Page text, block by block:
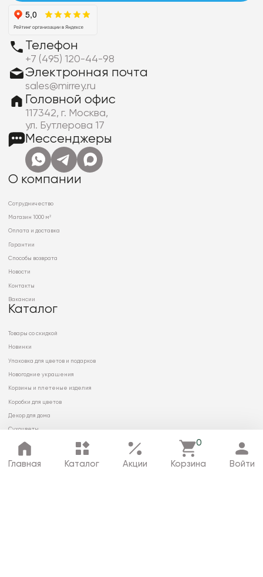
Главная Каталог Акции
0
Корзина Войти
Телефон
+7 (495) 120-44-98
Электронная почта
sales@mirrey.ru
Головной офис
117342, г. Москва,
ул. Бутлерова 17
Мессенджеры
О компании
Сотрудничество
Магазин 1000 м²
Оплата и доставка
Гарантии
Способы возврата
Новости
Контакты
Вакансии
Каталог
Товары со скидкой
Новинки
Упаковка для цветов и подарков
Новогодние украшения
Корзины и плетеные изделия
Коробки для цветов
Декор для дома
Сухоцветы
© 2026 ООО «МИРРЭЙ»